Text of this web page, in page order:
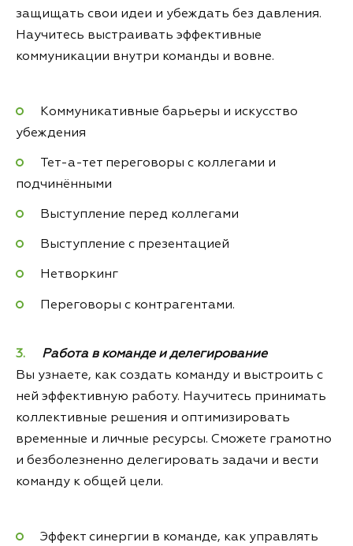
защищать свои идеи и убеждать без давления.
Научитесь выстраивать эффективные
коммуникации внутри команды и вовне.
Коммуникативные барьеры и искусство
убеждения
Тет-а-тет переговоры с коллегами и
подчинёнными
Выступление перед коллегами
Выступление с презентацией
Нетворкинг
Переговоры с контрагентами.
Работа в команде и делегирование
Вы узнаете, как создать команду и выстроить с
ней эффективную работу. Научитесь принимать
коллективные решения и оптимизировать
временные и личные ресурсы. Сможете грамотно
и безболезненно делегировать задачи и вести
команду к общей цели.
Эффект синергии в команде, как управлять